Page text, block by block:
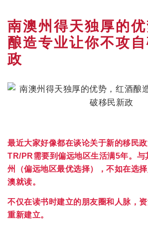
南澳州得天独厚的
酿造专业让你不攻
政
最近大家好像都在谈论关于新的移民
TR/PR需要到偏远地区生活满5年。与
州（偏远地区最优选择），不如在选
澳就读。
不仅在读书时建立的朋友圈和人脉，
重新建立。